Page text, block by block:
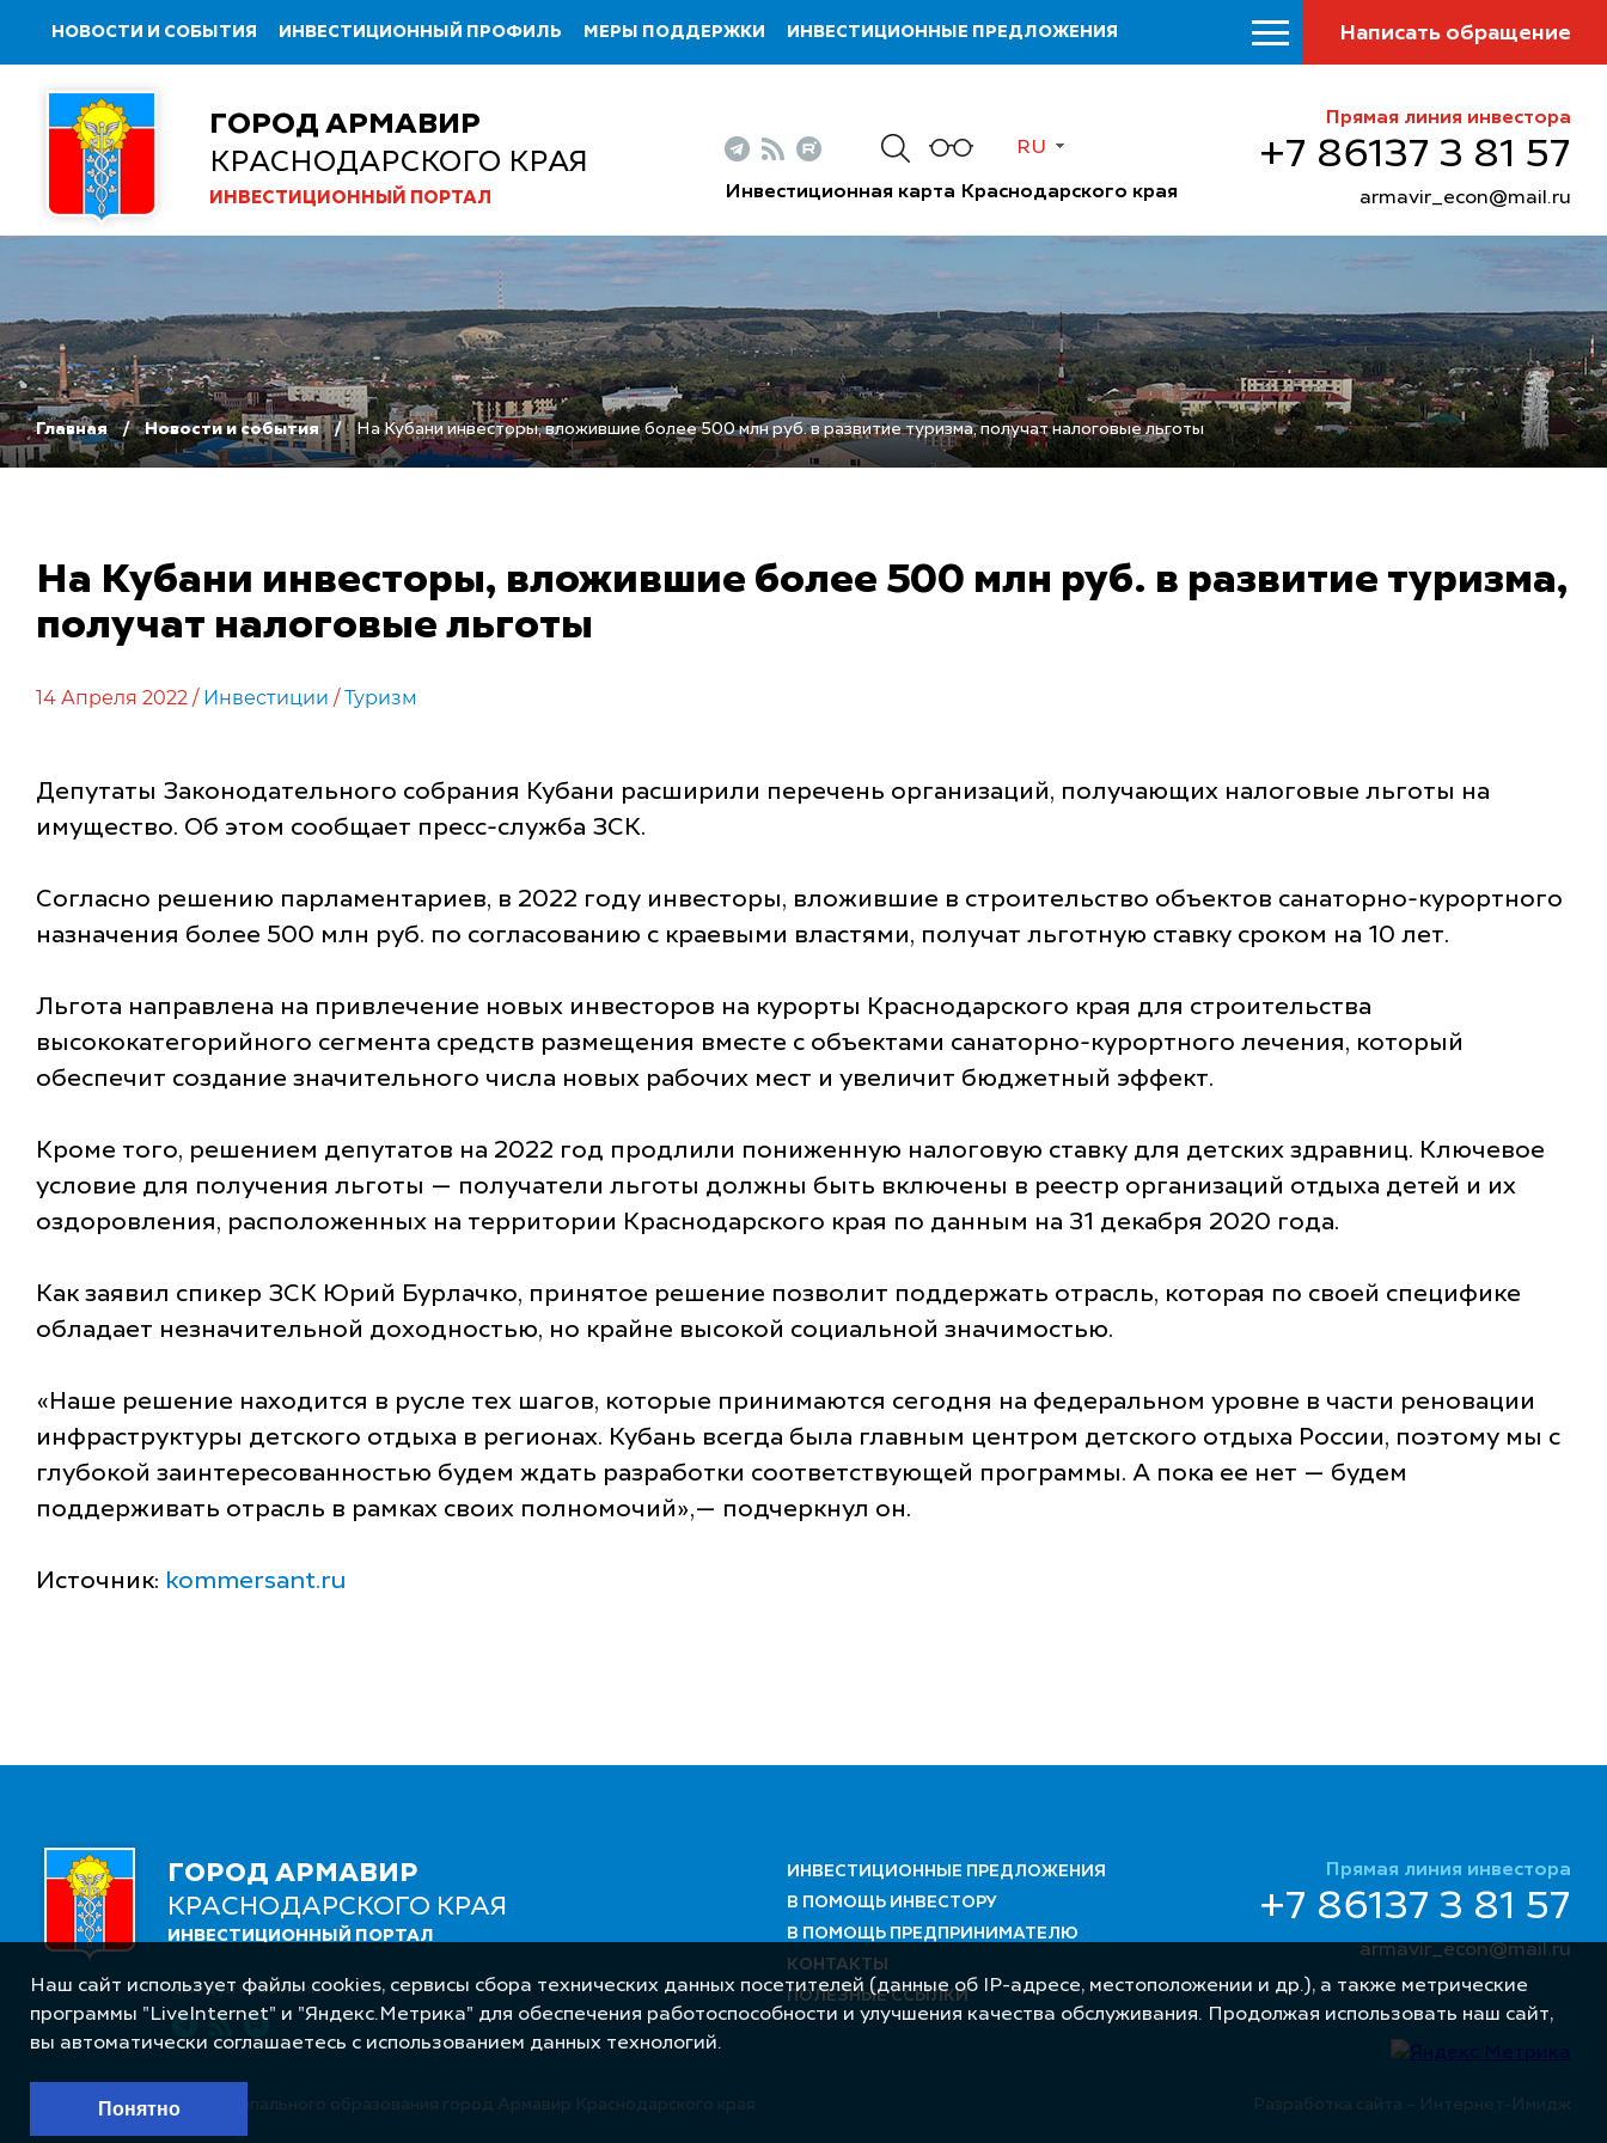
НОВОСТИ И СОБЫТИЯ ИНВЕСТИЦИОННЫЙ ПРОФИЛЬ МЕРЫ ПОДДЕРЖКИ ИНВЕСТИЦИОННЫЕ ПРЕДЛОЖЕНИЯ Написать обращение
ГОРОД АРМАВИР
КРАСНОДАРСКОГО КРАЯ
ИНВЕСТИЦИОННЫЙ ПОРТАЛ
RU
Инвестиционная карта Краснодарского края
Прямая линия инвестора
+7 86137 3 81 57
armavir_econ@mail.ru
Главная Новости и события На Кубани инвесторы, вложившие более 500 млн руб. в развитие туризма, получат налоговые льготы
На Кубани инвесторы, вложившие более 500 млн руб. в развитие туризма,
получат налоговые льготы
14 Апреля 2022 / Инвестиции / Туризм
Депутаты Законодательного собрания Кубани расширили перечень организаций, получающих налоговые льготы на
имущество. Об этом сообщает пресс-служба ЗСК.
Согласно решению парламентариев, в 2022 году инвесторы, вложившие в строительство объектов санаторно-курортного
назначения более 500 млн руб. по согласованию с краевыми властями, получат льготную ставку сроком на 10 лет.
Льгота направлена на привлечение новых инвесторов на курорты Краснодарского края для строительства
высококатегорийного сегмента средств размещения вместе с объектами санаторно-курортного лечения, который
обеспечит создание значительного числа новых рабочих мест и увеличит бюджетный эффект.
Кроме того, решением депутатов на 2022 год продлили пониженную налоговую ставку для детских здравниц. Ключевое
условие для получения льготы — получатели льготы должны быть включены в реестр организаций отдыха детей и их
оздоровления, расположенных на территории Краснодарского края по данным на 31 декабря 2020 года.
Как заявил спикер ЗСК Юрий Бурлачко, принятое решение позволит поддержать отрасль, которая по своей специфике
обладает незначительной доходностью, но крайне высокой социальной значимостью.
«Наше решение находится в русле тех шагов, которые принимаются сегодня на федеральном уровне в части реновации
инфраструктуры детского отдыха в регионах. Кубань всегда была главным центром детского отдыха России, поэтому мы с
глубокой заинтересованностью будем ждать разработки соответствующей программы. А пока ее нет — будем
поддерживать отрасль в рамках своих полномочий»,— подчеркнул он.
Источник: kommersant.ru
ГОРОД АРМАВИР
КРАСНОДАРСКОГО КРАЯ
ИНВЕСТИЦИОННЫЙ ПОРТАЛ
Следуйте за нами
ИНВЕСТИЦИОННЫЕ ПРЕДЛОЖЕНИЯ
В ПОМОЩЬ ИНВЕСТОРУ
В ПОМОЩЬ ПРЕДПРИНИМАТЕЛЮ
КОНТАКТЫ
ПОЛЕЗНЫЕ ССЫЛКИ
Прямая линия инвестора
+7 86137 3 81 57
armavir_econ@mail.ru
© Администрация муниципального образования город Армавир Краснодарского края
Наш сайт использует файлы cookies, сервисы сбора технических данных посетителей (данные об IP-адресе, местоположении и др.), а также метрические
программы "LiveInternet" и "Яндекс.Метрика" для обеспечения работоспособности и улучшения качества обслуживания. Продолжая использовать наш сайт,
вы автоматически соглашаетесь с использованием данных технологий.
Понятно